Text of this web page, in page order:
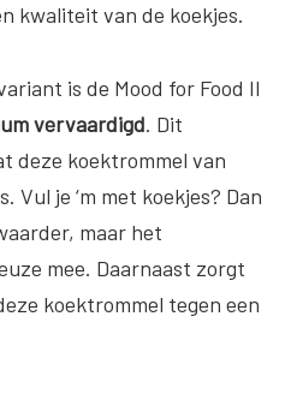
kwaliteit van de koekjes.
is de Mood for Food II
vervaardigd. Dit
deze koektrommel van
Vul je ‘m met koekjes? Dan
maar het
mee. Daarnaast zorgt
koektrommel tegen een